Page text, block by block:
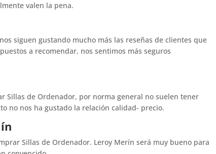
valen la pena.
siguen gustando mucho más las reseñas de clientes que
a recomendar, nos sentimos más seguros
Sillas de Ordenador, por norma general no suelen tener
no nos ha gustado la relación calidad- precio.
Sillas de Ordenador. Leroy Merín será muy bueno para